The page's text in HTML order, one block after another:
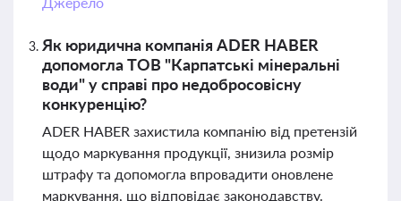
Як юридична компанія ADER HABER
допомогла ТОВ "Карпатські мінеральні
води" у справі про недобросовісну
конкуренцію?
ADER HABER захистила компанію від претензій
щодо маркування продукції, знизила розмір
штрафу та допомогла впровадити оновлене
маркування, що відповідає законодавству.